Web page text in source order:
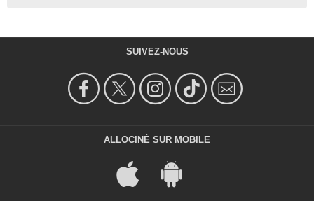
SUIVEZ-NOUS
ALLOCINÉ SUR MOBILE